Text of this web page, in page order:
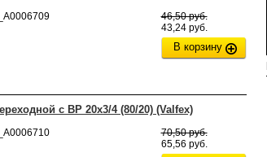
46,50 руб.
43,24 руб.
В корзину
с ВР 20х3/4 (80/20) (Valfex)
70,50 руб.
65,56 руб.